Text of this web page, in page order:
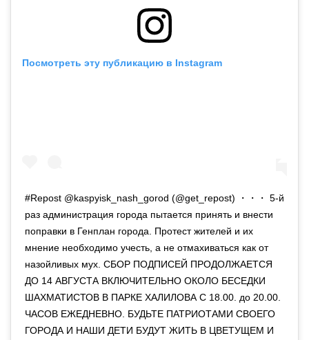
Посмотреть эту публикацию в Instagram
#Repost @kaspyisk_nash_gorod (@get_repost) ・・・ 5-й
раз администрация города пытается принять и внести
поправки в Генплан города. Протест жителей и их
мнение необходимо учесть, а не отмахиваться как от
назойливых мух. СБОР ПОДПИСЕЙ ПРОДОЛЖАЕТСЯ
ДО 14 АВГУСТА ВКЛЮЧИТЕЛЬНО ОКОЛО БЕСЕДКИ
ШАХМАТИСТОВ В ПАРКЕ ХАЛИЛОВА С 18.00. до 20.00.
ЧАСОВ ЕЖЕДНЕВНО. БУДЬТЕ ПАТРИОТАМИ СВОЕГО
ГОРОДА И НАШИ ДЕТИ БУДУТ ЖИТЬ В ЦВЕТУЩЕМ И